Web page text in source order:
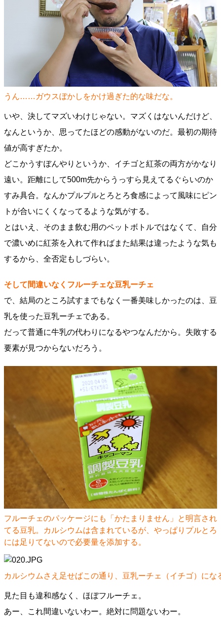
うん……ガウスぼかしをかけ過ぎた的な味だな。
いや、決してマズいわけじゃない。マズくはないんだけど、
なんというか、思ってたほどの感動がないのだ。最初の期待
値が高すぎたか。
どこかうすぼんやりというか、イチゴと紅茶の両方がかなり
遠い。距離にして500m先からうっすら見えてるぐらいのか
すみ具合。なんかプルプルとろとろ食感によって風味にピン
トが合いにくくなってるような気がする。
とはいえ、そのまま飲む用のペットボトルではなくて、自分
で濃いめに紅茶を入れて作ればまた結果は違ったような気も
するから、全否定もしづらい。
そして間違いなくフルーチェな豆乳ーチェ
で、結局のところ試すまでもなく一番美味しかったのは、豆
乳を使った豆乳ーチェである。
だって普通に牛乳の代わりになるやつなんだから。失敗する
要素が見つからないだろう。
フルーチェのパッケージにも「かたまりません」と明言され
てる豆乳。カルシウムは含まれているが、やっぱりプルとろ
には足りてないので必要量を添加する。
カルシウムさえ足せばこの通り、豆乳ーチェ（イチゴ）にな
見た目も違和感なく、ほぼフルーチェ。
あー、これ間違いないわー。絶対に問題ないわー。